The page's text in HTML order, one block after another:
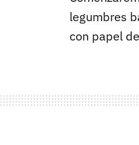
legumbres
con papel